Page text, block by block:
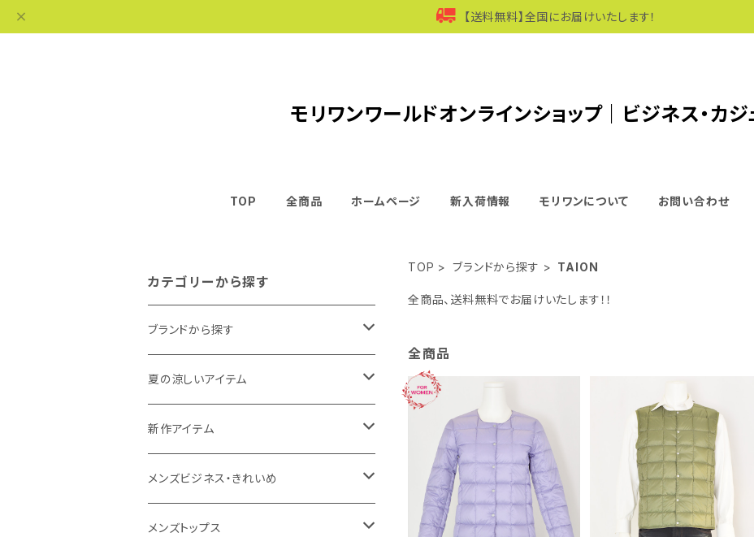
【送料無料】全国にお届けいたします！
モリワンワールドオンラインショップ｜ビジネス・カジ
TOP 全商品 ホームページ 新入荷情報 モリワンについて お問い合わせ
TOP ブランドから探す TAION
全商品、送料無料でお届けいたします！！
全商品
カテゴリーから探す
ブランドから探す
THE NORTH FACE
NANGA
1PIU1UGUALE3 RELAX
go slow caravan
夏の涼しいアイテム
メンズ
レディース
新作アイテム
メンズ
レディース
メンズビジネス・きれいめ
スーツ
メンズトップス